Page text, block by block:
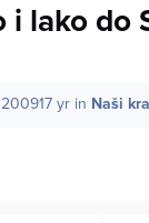
lako do
200917 yrin Naši